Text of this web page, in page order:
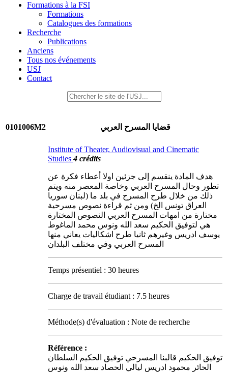
Formations à la FSI
Formations
Catalogues des formations
Recherche
Publications
Anciens
Tous nos événements
USJ
Contact
0101006M2 قضايا المسرح العربي
Institute of Theater, Audiovisual and Cinematic
Studies4 crédits
هدف المادة ينقسم إلى جزئين اولا أعطاء فكرة عن
تطور وحال المسرح العربي وخاصة المعصر منه ويتم
ذلك من خلال طرح المسرح في بلد ما (لبنان سوريا
العراق تونس الخ) ومن ثم قراءة نصوص مسرحية
مختارة من امهات المسرح العربي النصوص المختارة
هي لتوفيق الحكيم سعد الله ونوس محمد الماغوط
يوسف ادريس وغيرهم ثانيا طرح اشكاليات يعاني منها
المسرح العربي وفي مختلف البلدان
Temps présentiel : 30 heures
Charge de travail étudiant : 7.5 heures
Méthode(s) d'évaluation : Note de recherche
Référence :
توفيق الحكيم قالبنا المسرحي توفيق الحكيم السلطان
الحائر محمود ادريس ليالي الحصاد سعد الله ونوس